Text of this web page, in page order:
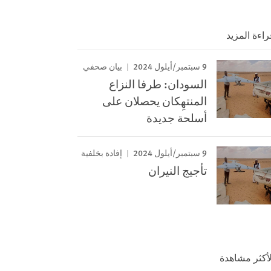
المزيد
9 سبتمبر/أيلول 2024 بيان صحفي
السودان: طرفا النزاع
المنتهِكان يحصلان على
أسلحة جديدة
9 سبتمبر/أيلول 2024 إفادة بخلفية
تأجيج النيران
مشاهدة